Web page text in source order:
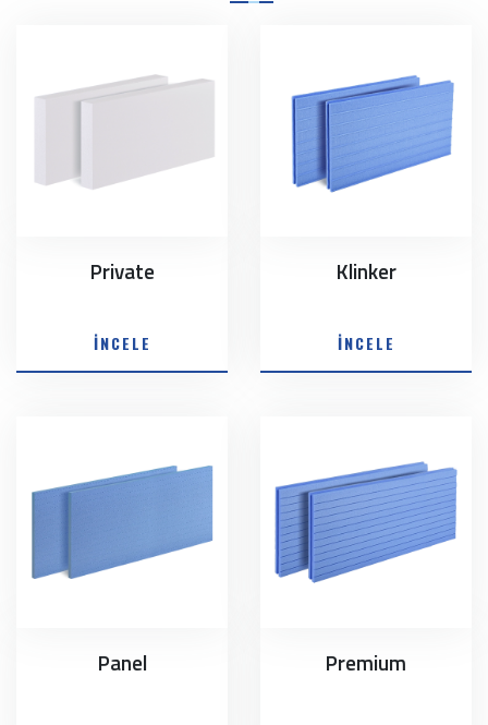
Private
İNCELE
Klinker
İNCELE
Panel Premium